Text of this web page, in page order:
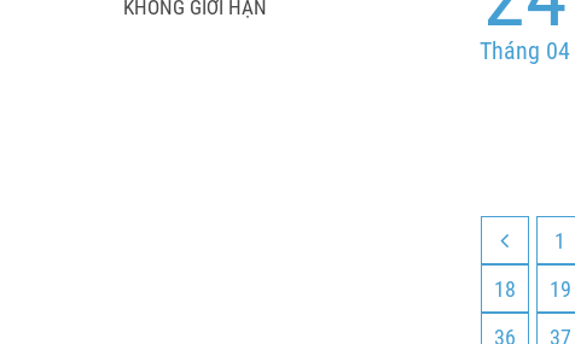
KHÔNG GIỚI HẠN
Tháng 04
1
18
19
36
37